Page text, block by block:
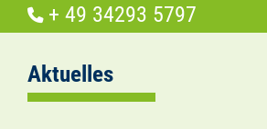
+ 49 34293 5797
Aktuelles